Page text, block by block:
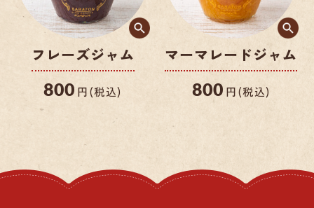
フレーズジャム
800 円(税込)
マーマレードジャム
800 円(税込)